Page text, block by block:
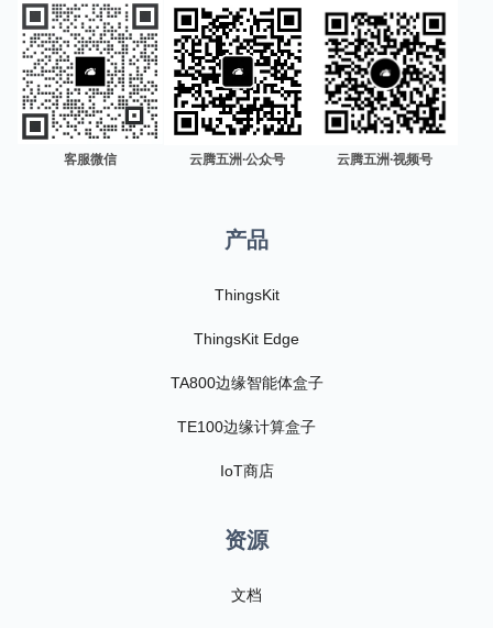
客服微信 云腾五洲·公众号 云腾五洲·视频号
产品
ThingsKit
ThingsKit Edge
TA800边缘智能体盒子
TE100边缘计算盒子
IoT商店
资源
文档